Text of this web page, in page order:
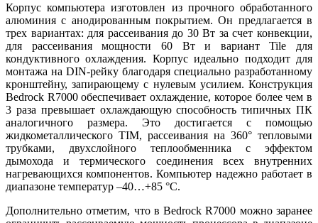
Корпус компьютера изготовлен из прочного обработанного
алюминия с анодированным покрытием. Он предлагается в
трех вариантах: для рассеивания до 30 Вт за счет конвекции,
для рассеивания мощности 60 Вт и вариант Tile для
кондуктивного охлаждения. Корпус идеально подходит для
монтажа на DIN-рейку благодаря специально разработанному
кронштейну, запирающему с нулевым усилием. Конструкция
Bedrock R7000 обеспечивает охлаждение, которое более чем в
3 ра­за превышает охлаждающую способность типичных ПК
аналогичного размера. Это достигается с помощью
жидкометаллического TIM, рассеивания на 360° тепловыми
трубками, двухслойного теплообменника с эффектом
дымохода и термического соединения всех внутренних
нагревающихся компонентов. Компьютер надежно работает в
диапазоне температур –40…+85 °C.
Дополнительно отметим, что в Bedrock R7000 можно заранее